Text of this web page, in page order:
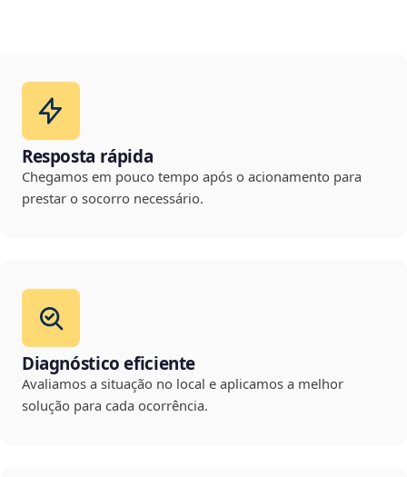
Resposta rápida
Chegamos em pouco tempo após o acionamento para
prestar o socorro necessário.
Diagnóstico eficiente
Avaliamos a situação no local e aplicamos a melhor
solução para cada ocorrência.